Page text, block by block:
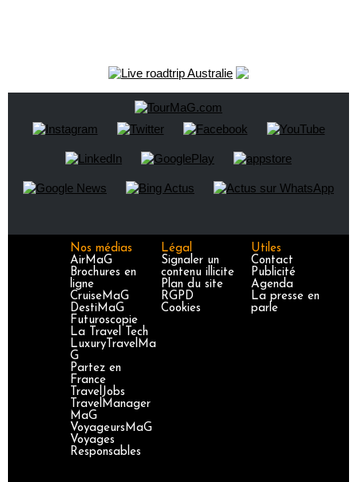
Nos médias
AirMaG
Brochures en
ligne
CruiseMaG
DestiMaG
Futuroscopie
La Travel Tech
LuxuryTravelMa
G
Partez en
France
TravelJobs
TravelManager
MaG
VoyageursMaG
Voyages
Responsables
Légal
Signaler un
contenu illicite
Plan du site
RGPD
Cookies
Utiles
Contact
Publicité
Agenda
La presse en
parle